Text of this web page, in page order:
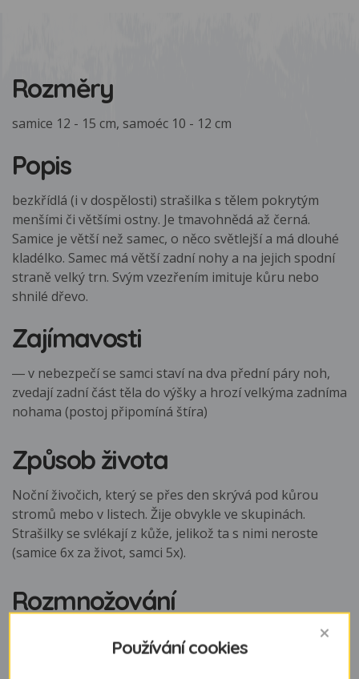
Rozměry
samice 12 - 15 cm, samoéc 10 - 12 cm
Popis
bezkřídlá (i v dospělosti) strašilka s tělem pokrytým
menšími či většími ostny. Je tmavohnědá až černá.
Samice je větší než samec, o něco světlejší a má dlouhé
kladélko. Samec má větší zadní nohy a na jejich spodní
straně velký trn. Svým vzezřením imituje kůru nebo
shnilé dřevo.
Zajímavosti
― v nebezpečí se samci staví na dva přední páry noh,
zvedají zadní část těla do výšky a hrozí velkýma zadníma
nohama (postoj připomíná štíra)
Způsob života
Noční živočich, který se přes den skrývá pod kůrou
stromů mebo v listech. Žije obvykle ve skupinách.
Strašilky se svlékají z kůže, jelikož ta s nimi neroste
(samice 6x za život, samci 5x).
Rozmnožování
Samice klade do písku 3 - 6 hnědých nebo šedých
válcovitých vajíček (celkem maximálně 60). Pokud není k
Používání cookies